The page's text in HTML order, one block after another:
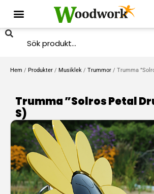
Hem / Produkter / Musiklek / Trummor / Trumma
Trumma ”Solros Petal
S)